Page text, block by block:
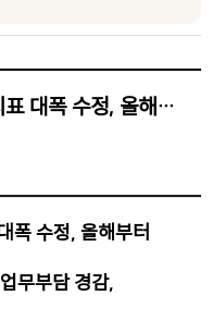
(보도자료)도서관 운영 평가지표 대폭 수정, 올해부터 적용
폭 수정, 올해부터
무부담 경감,